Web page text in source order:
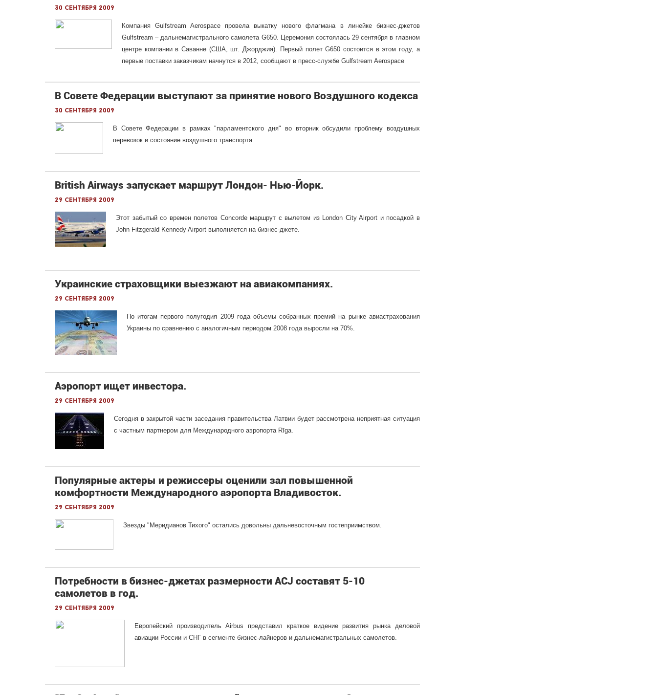
30 сентября 2009
Компания Gulfstream Aerospace провела выкатку нового флагмана в линейке бизнес-джетов
Gulfstream – дальнемагистрального самолета G650. Церемония состоялась 29 сентября в главном
центре компании в Саванне (США, шт. Джорджия). Первый полет G650 состоится в этом году, а
первые поставки заказчикам начнутся в 2012, сообщают в пресс-службе Gulfstream Aerospace
В Совете Федерации выступают за принятие нового Воздушного кодекса
30 сентября 2009
В Совете Федерации в рамках "парламентского дня" во вторник обсудили проблему воздушных
перевозок и состояние воздушного транспорта
British Airways запускает маршрут Лондон- Нью-Йорк.
29 сентября 2009
Этот забытый со времен полетов Concorde маршрут с вылетом из London City Airport и посадкой в
John Fitzgerald Kennedy Airport выполняется на бизнес-джете.
Украинские страховщики выезжают на авиакомпаниях.
29 сентября 2009
По итогам первого полугодия 2009 года объемы собранных премий на рынке авиастрахования
Украины по сравнению с аналогичным периодом 2008 года выросли на 70%.
Аэропорт ищет инвестора.
29 сентября 2009
Сегодня в закрытой части заседания правительства Латвии будет рассмотрена неприятная ситуация
с частным партнером для Международного аэропорта Rīga.
Популярные актеры и режиссеры оценили зал повышенной
комфортности Международного аэропорта Владивосток.
29 сентября 2009
Звезды "Меридианов Тихого" остались довольны дальневосточным гостеприимством.
Потребности в бизнес-джетах размерности ACJ составят 5-10
самолетов в год.
29 сентября 2009
Европейский производитель Airbus представил краткое видение развития рынка деловой
авиации России и СНГ в сегменте бизнес-лайнеров и дальнемагистральных самолетов.